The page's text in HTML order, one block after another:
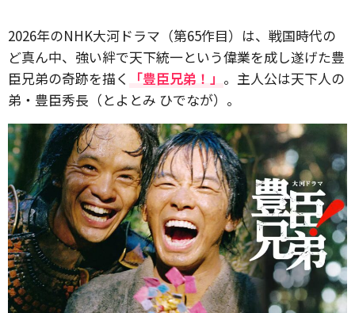
2026年のNHK大河ドラマ（第65作目）は、戦国時代の
ど真ん中、強い絆で天下統一という偉業を成し遂げた豊
臣兄弟の奇跡を描く
「豊臣兄弟！」 。主人公は天下人の
弟・豊臣秀長（とよとみ ひでなが）。